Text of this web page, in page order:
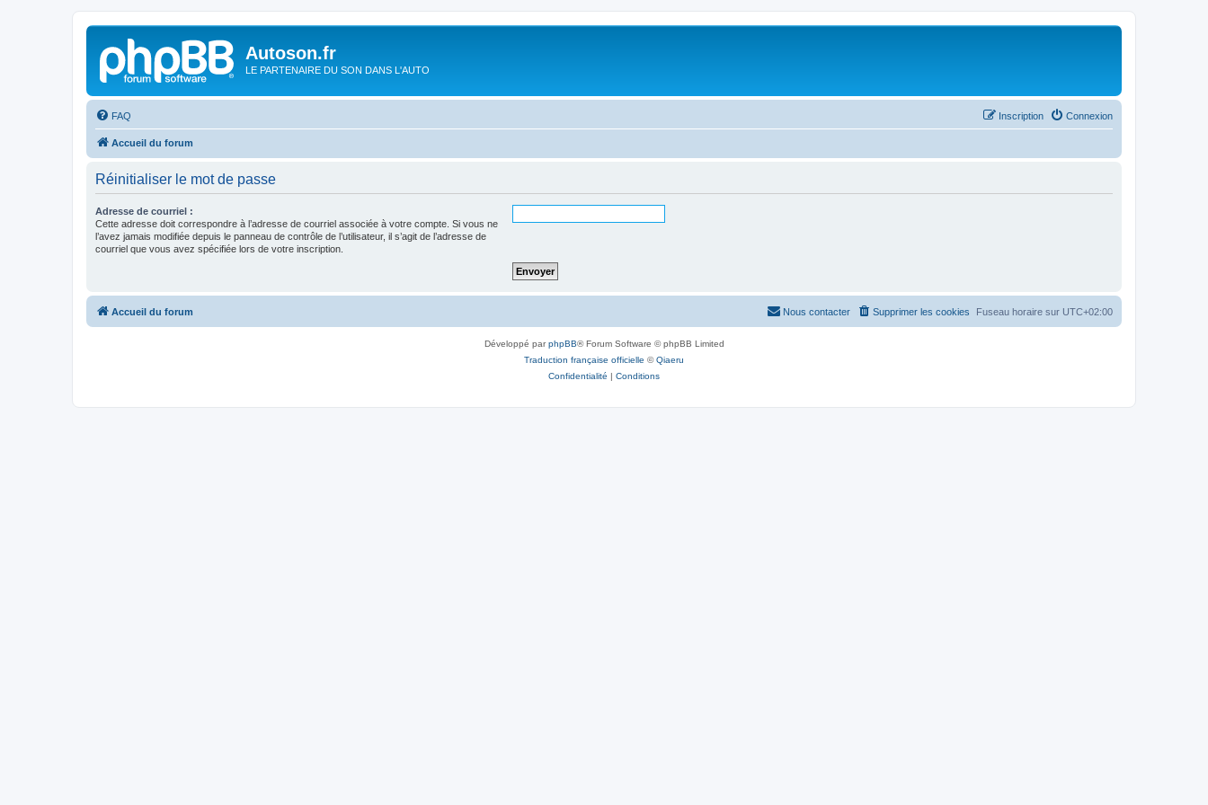
Autoson.fr
LE PARTENAIRE DU SON DANS L'AUTO
FAQ Connexion
Inscription
Accueil du forum
Réinitialiser le mot de passe
Adresse de courriel :
Cette adresse doit correspondre à l’adresse de courriel associée à votre compte. Si vous ne
l’avez jamais modifiée depuis le panneau de contrôle de l’utilisateur, il s’agit de l’adresse de
courriel que vous avez spécifiée lors de votre inscription.
Accueil du forum Fuseau horaire sur UTC+02:00
Supprimer les cookies
Nous contacter
Développé parphpBB® Forum Software © phpBB Limited
Traduction française officielle ©Qiaeru
Confidentialité | Conditions